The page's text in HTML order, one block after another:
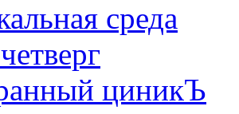
среда
циникЪ